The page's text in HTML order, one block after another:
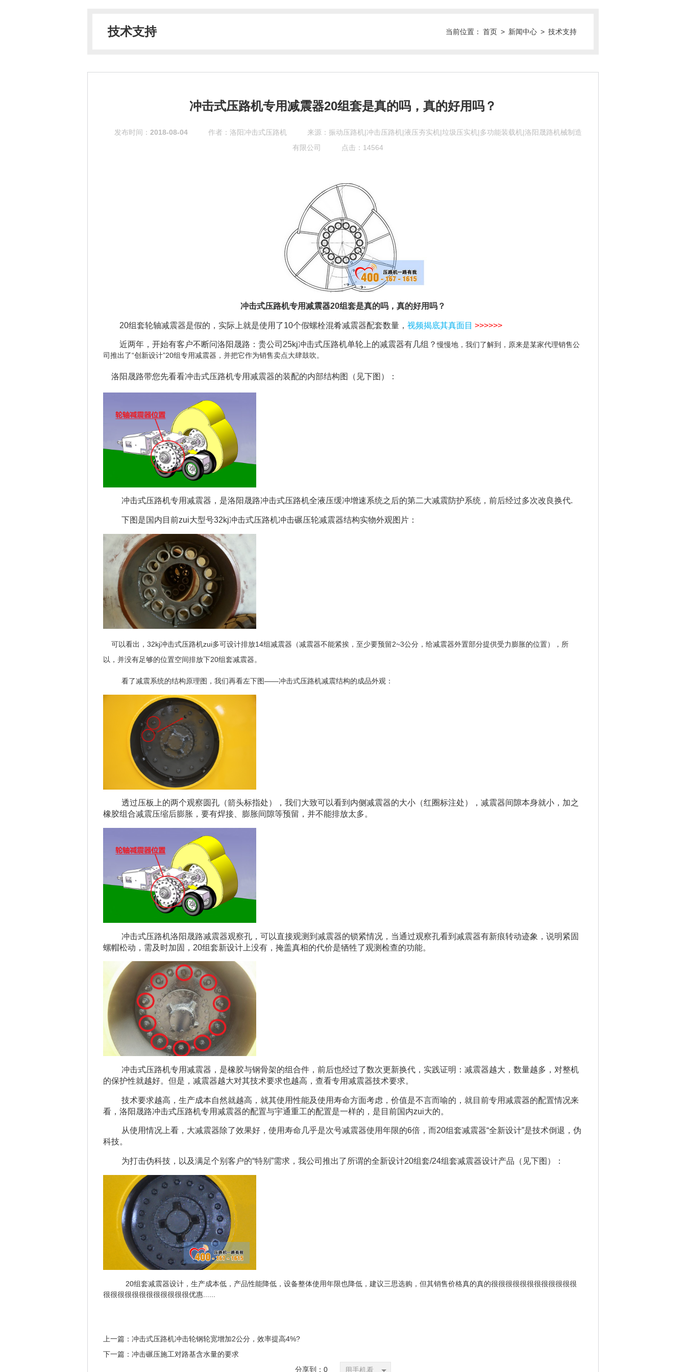
技术支持 当前位置： 首页 > 新闻中心 > 技术支持
冲击式压路机专用减震器20组套是真的吗，真的好用吗？
发布时间： 2018-08-04 作者：洛阳冲击式压路机 来源： 振动压路机|冲击压路机|液压夯实机|垃圾压实机|多功能装载机|洛阳晟路机械制造
有限公司
点击：14564
冲击式压路机专用减震器20组套是真的吗，真的好用吗？
20组套轮轴减震器是假的，实际上就是使用了10个假螺栓混肴减震器配套数量，视频揭底其真面目 >>>>>>
近两年，开始有客户不断问洛阳晟路：贵公司25kj冲击式压路机单轮上的减震器有几组？慢慢地，我们了解到，原来是某家代理销售公
司推出了“创新设计”20组专用减震器，并把它作为销售卖点大肆鼓吹。
洛阳晟路带您先看看冲击式压路机专用减震器的装配的内部结构图（见下图）：
冲击式压路机专用减震器，是洛阳晟路冲击式压路机全液压缓冲增速系统之后的第二大减震防护系统，前后经过多次改良换代.
下图是国内目前zui大型号32kj冲击式压路机冲击碾压轮减震器结构实物外观图片：
可以看出，32kj冲击式压路机zui多可设计排放14组减震器（减震器不能紧挨，至少要预留2~3公分，给减震器外置部分提供受力膨胀的位置），所
以，并没有足够的位置空间排放下20组套减震器。
看了减震系统的结构原理图，我们再看左下图——冲击式压路机减震结构的成品外观：
透过压板上的两个观察圆孔（箭头标指处），我们大致可以看到内侧减震器的大小（红圈标注处），减震器间隙本身就小，加之
橡胶组合减震压缩后膨胀，要有焊接、膨胀间隙等预留，并不能排放太多。
冲击式压路机洛阳晟路减震器观察孔，可以直接观测到减震器的锁紧情况，当通过观察孔看到减震器有新痕转动迹象，说明紧固
螺帽松动，需及时加固，20组套新设计上没有，掩盖真相的代价是牺牲了观测检查的功能。
冲击式压路机专用减震器，是橡胶与钢骨架的组合件，前后也经过了数次更新换代，实践证明：减震器越大，数量越多，对整机
的保护性就越好。但是，减震器越大对其技术要求也越高，查看专用减震器技术要求。
技术要求越高，生产成本自然就越高，就其使用性能及使用寿命方面考虑，价值是不言而喻的，就目前专用减震器的配置情况来
看，洛阳晟路冲击式压路机专用减震器的配置与宇通重工的配置是一样的，是目前国内zui大的。
从使用情况上看，大减震器除了效果好，使用寿命几乎是次号减震器使用年限的6倍，而20组套减震器“全新设计”是技术倒退，伪
科技。
为打击伪科技，以及满足个别客户的“特别”需求，我公司推出了所谓的全新设计20组套/24组套减震器设计产品（见下图）：
20组套减震器设计，生产成本低，产品性能降低，设备整体使用年限也降低，建议三思选购，但其销售价格真的真的很很很很很很很很很很很很
很很很很很很很很很很很很优惠......
上一篇：冲击式压路机冲击轮钢轮宽增加2公分，效率提高4%?
下一篇：冲击碾压施工对路基含水量的要求
分享到： 0 用手机看